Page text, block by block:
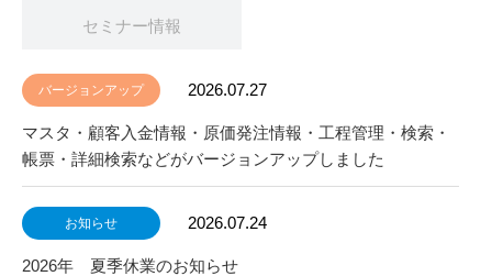
セミナー情報
バージョンアップ 2026.07.27
マスタ・顧客入金情報・原価発注情報・工程管理・検索・
帳票・詳細検索などがバージョンアップしました
お知らせ 2026.07.24
2026年 夏季休業のお知らせ